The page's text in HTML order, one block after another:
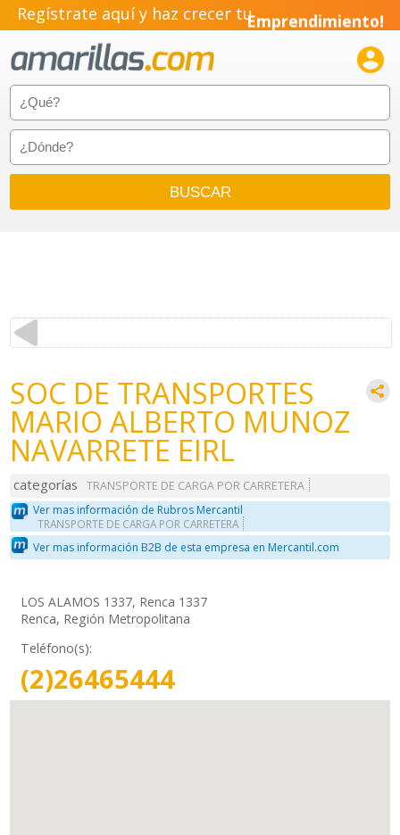
Regístrate aquí y haz crecer tuPyme!
Emprendimiento!

SOC DE TRANSPORTES
MARIO ALBERTO MUNOZ
NAVARRETE EIRL
categorías
TRANSPORTE DE CARGA POR CARRETERA
Ver mas información de Rubros Mercantil
TRANSPORTE DE CARGA POR CARRETERA
Ver mas información B2B de esta empresa en Mercantil.com
LOS ALAMOS 1337, Renca 1337
Renca, Región Metropolitana
Teléfono(s):
(2)26465444